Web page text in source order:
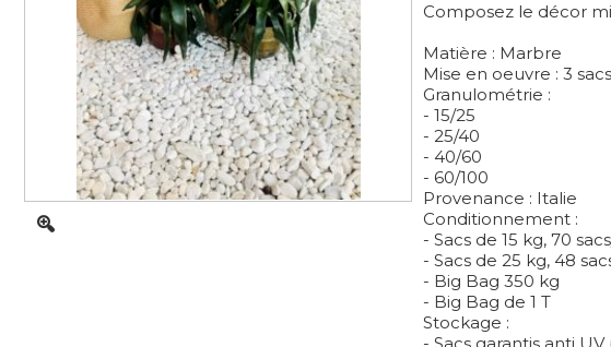
Composez le décor
Matière : Marbre
Mise en oeuvre : 3
Granulométrie :
- 15/25
- 25/40
- 40/60
- 60/100
Provenance : Italie
Conditionnement :
- Sacs de 15 kg, 70
- Sacs de 25 kg, 48
- Big Bag 350 kg
- Big Bag de 1 T
Stockage :